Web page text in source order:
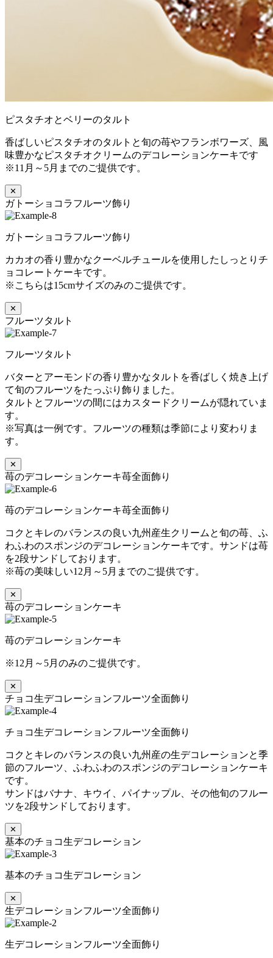
ピスタチオとベリーのタルト
香ばしいピスタチオのタルトと旬の苺やフランボワーズ、風
味豊かなピスタチオクリームのデコレーションケーキです
※11月～5月までのご提供です。
✕
ガトーショコラフルーツ飾り
ガトーショコラフルーツ飾り
カカオの香り豊かなクーベルチュールを使用したしっとりチ
ョコレートケーキです。
※こちらは15cmサイズのみのご提供です。
✕
フルーツタルト
フルーツタルト
バターとアーモンドの香り豊かなタルトを香ばしく焼き上げ
て旬のフルーツをたっぷり飾りました。
タルトとフルーツの間にはカスタードクリームが隠れていま
す。
※写真は一例です。フルーツの種類は季節により変わりま
す。
✕
苺のデコレーションケーキ苺全面飾り
苺のデコレーションケーキ苺全面飾り
コクとキレのバランスの良い九州産生クリームと旬の苺、ふ
わふわのスポンジのデコレーションケーキです。サンドは苺
を2段サンドしております。
※苺の美味しい12月～5月までのご提供です。
✕
苺のデコレーションケーキ
苺のデコレーションケーキ
※12月～5月のみのご提供です。
✕
チョコ生デコレーションフルーツ全面飾り
チョコ生デコレーションフルーツ全面飾り
コクとキレのバランスの良い九州産の生デコレーションと季
節のフルーツ、ふわふわのスポンジのデコレーションケーキ
です。
サンドはバナナ、キウイ、パイナップル、その他旬のフルー
ツを2段サンドしております。
✕
基本のチョコ生デコレーション
基本のチョコ生デコレーション
✕
生デコレーションフルーツ全面飾り
生デコレーションフルーツ全面飾り